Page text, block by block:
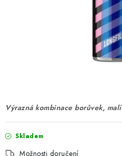
ZNAČKY
Výrazná kombinace borůvek,
Skladem
Možnosti doručení